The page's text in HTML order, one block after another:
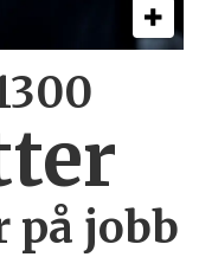
på jobb